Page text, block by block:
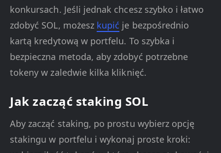
konkursach. Jeśli jednak chcesz szybko i łatwo
zdobyć SOL, możesz kupić je bezpośrednio
kartą kredytową w portfelu. To szybka i
bezpieczna metoda, aby zdobyć potrzebne
tokeny w zaledwie kilka kliknięć.
Jak zacząć staking SOL
Aby zacząć staking, po prostu wybierz opcję
stakingu w portfelu i wykonaj proste kroki: